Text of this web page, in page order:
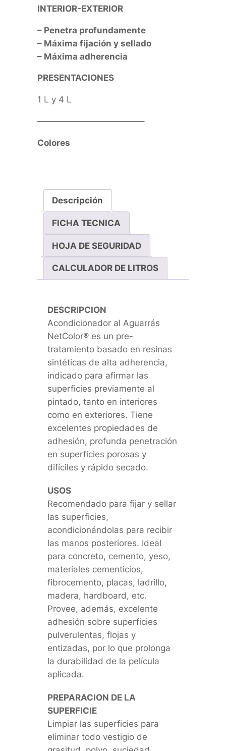
INTERIOR-EXTERIOR
– Penetra profundamente
– Máxima fijación y sellado
– Máxima adherencia
PRESENTACIONES
1 L y 4 L
————————————–
Colores
Descripción
FICHA TECNICA
HOJA DE SEGURIDAD
CALCULADOR DE LITROS
DESCRIPCION
Acondicionador al Aguarrás
NetColor® es un pre-
tratamiento basado en resinas
sintéticas de alta adherencia,
indicado para afirmar las
superficies previamente al
pintado, tanto en interiores
como en exteriores. Tiene
excelentes propiedades de
adhesión, profunda penetración
en superficies porosas y
difíciles y rápido secado.
USOS
Recomendado para fijar y sellar
las superficies,
acondicionándolas para recibir
las manos posteriores. Ideal
para concreto, cemento, yeso,
materiales cementicios,
fibrocemento, placas, ladrillo,
madera, hardboard, etc.
Provee, además, excelente
adhesión sobre superficies
pulverulentas, flojas y
entizadas, por lo que prolonga
la durabilidad de la película
aplicada.
PREPARACION DE LA
SUPERFICIE
Limpiar las superficies para
eliminar todo vestigio de